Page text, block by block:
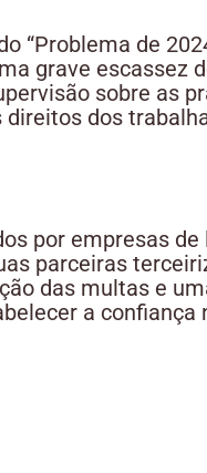
“Problema de
grave escassez
sobre as
dos
por empresas
parceiras
das multas e
a confiança